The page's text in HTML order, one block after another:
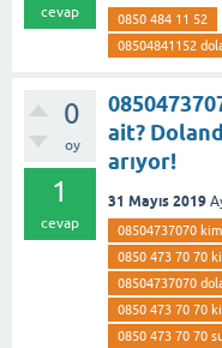
cevap 0850 484 11 52
08504841152
0
oy
1
cevap
ait?
arıyor!
31 Mayıs 2019
08504737070
0850 473 70 70
08504737070
0850 473 70 70
0850 473 70 70